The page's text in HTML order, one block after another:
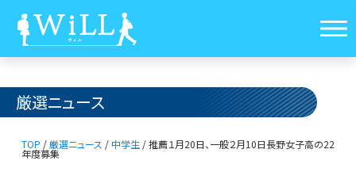
厳選ニュース
TOP /厳選ニュース / 中学生/推薦１月20日、一般２月10日長野女子高の22
年度募集